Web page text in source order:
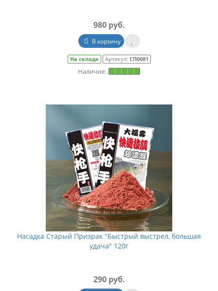
980 руб.
В корзину
На складе Артикул: СП0081
Насадка Старый Призрак "Быстрый выстрел, большая
удача" 120г
290 руб.